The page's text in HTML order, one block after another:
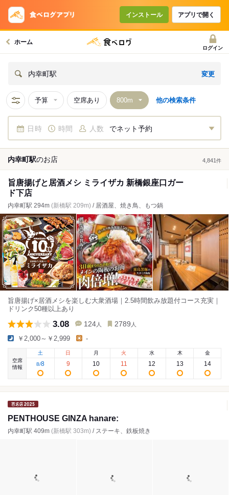
インストール アプリで開く
ホーム
ログイン
内幸町駅 変更
予算 空席あり 他の検索条件
日時 時間 人数 でネット予約
内幸町駅のお店 4,841 件
旨唐揚げと居酒メシ ミライザカ 新橋銀座口ガー
ド下店
内幸町駅 294m (新橋駅 209m) / 居酒屋、焼き鳥、もつ鍋
旨唐揚げ×居酒メシを楽しむ大衆酒場｜2.5時間飲み放題付コース充実｜
ドリンク50種以上あり
3.08 124 人 2789 人
￥2,000～￥2,999 -
空席
情報
土
8/8
日
9
月
10
火
11
水
12
木
13
金
14
PENTHOUSE GINZA hanare:
内幸町駅 409m (新橋駅 303m) / ステーキ、鉄板焼き